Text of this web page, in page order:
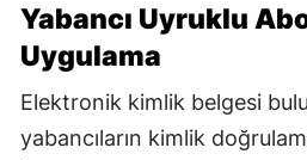
Yabancı Uyruklu
Uygulama
Elektronik kimlik belgesi
yabancıların kimlik